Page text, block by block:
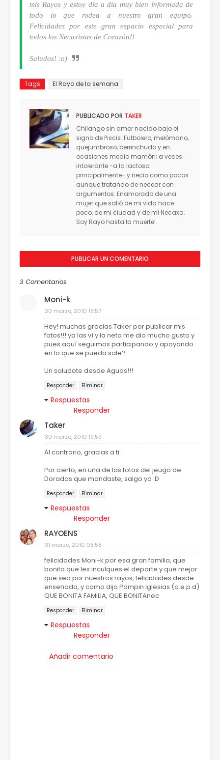
mis Rayos y estoy día a día muy bien informada de
todo lo que rodea a nuestro gran equipo.
Felicidades por este gran espacio especial para
todos los Necaxistas de Corazón!!
Saludos! :o)
Tags El Rayo de la semana
PUBLICADO POR TAKER
Chilango sin amor nacido bajo el
signo de Piscis. Futbolero, melómano,
quejumbroso, berrinchudo y en
ocasiones medio mamón; a veces
intolerante -a la lactosa
principalmente- y necio como pocos
aunque tratando de necear con
argumentos. Enamorado de una
mujer que salió de mi vida hace
poco, de mi ciudad y de mi Necaxa.
Soy Rayo hasta la muerte!.
PUBLICAR UN COMENTARIO
3 Comentarios
Moni-k
30 marzo, 2010 19:57
Hey! muchas gracias Taker por publicar mis
fotos!!! ya las ví y la neta me dio mucho gusto y
pues aquí seguimos participando y apoyando
en lo que se pueda sale?
Un saludote desde Aguas!!!
Responder Eliminar
Respuestas
Responder
Taker
30 marzo, 2010 19:59
Al contrario, gracias a ti.
Por cierto, en una de las fotos del jeugo de
Dorados que mandaste, salgo yo :D
Responder Eliminar
Respuestas
Responder
RAYOENS
31 marzo, 2010 08:58
felicidades Moni-k por esa gran familia, que
bonito que les inculques el deporte y que mejor
que sea por nuestros rayos, felicidades desde
ensenada, y como dijo Pompin Iglesias (q.e.p.d)
QUE BONITA FAMILIA, QUE BONITAnec
Responder Eliminar
Respuestas
Responder
Añadir comentario